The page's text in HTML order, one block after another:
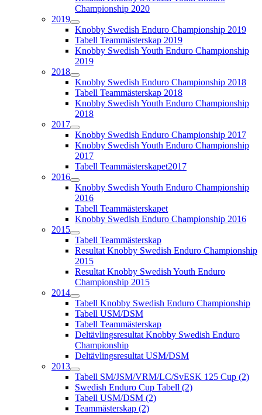
Championship 2020
2019
Knobby Swedish Enduro Championship 2019
Tabell Teammästerskap 2019
Knobby Swedish Youth Enduro Championship
2019
2018
Knobby Swedish Enduro Championship 2018
Tabell Teammästerskap 2018
Knobby Swedish Youth Enduro Championship
2018
2017
Knobby Swedish Enduro Championship 2017
Knobby Swedish Youth Enduro Championship
2017
Tabell Teammästerskapet2017
2016
Knobby Swedish Youth Enduro Championship
2016
Tabell Teammästerskapet
Knobby Swedish Enduro Championship 2016
2015
Tabell Teammästerskap
Resultat Knobby Swedish Enduro Championship
2015
Resultat Knobby Swedish Youth Enduro
Championship 2015
2014
Tabell Knobby Swedish Enduro Championship
Tabell USM/DSM
Tabell Teammästerskap
Deltävlingsresultat Knobby Swedish Enduro
Championship
Deltävlingsresultat USM/DSM
2013
Tabell SM/JSM/VRM/LC/SvESK 125 Cup (2)
Swedish Enduro Cup Tabell (2)
Tabell USM/DSM (2)
Teammästerskap (2)